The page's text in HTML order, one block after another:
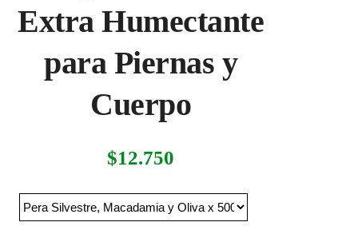
Extra Humectante
para Piernas y
Cuerpo
$12.750